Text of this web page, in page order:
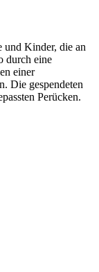
und Kinder, die an
durch eine
einer
Die gespendeten
Perücken.